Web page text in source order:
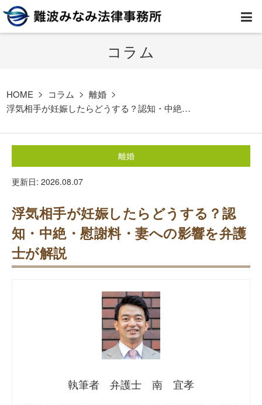
コラム
HOME コラム
離婚
浮気相手が妊娠したらどうする？認知・中絶…
離婚
更新日: 2026.08.07
浮気相手が妊娠したらどうする？認
知・中絶・慰謝料・妻への影響を弁護
士が解説
執筆者 弁護士 南 宜孝
HOME
取扱業務
費用